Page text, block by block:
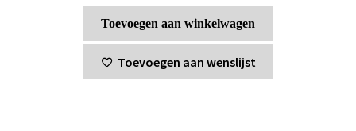
Toevoegen aan winkelwagen
Toevoegen aan wenslijst